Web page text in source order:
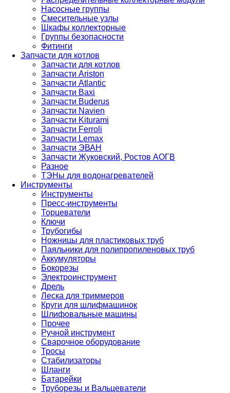
Насосные группы
Смесительные узлы
Шкафы коллекторные
Группы безопасности
Фитинги
Запчасти для котлов
Запчасти для котлов
Запчасти Ariston
Запчасти Atlantic
Запчасти Baxi
Запчасти Buderus
Запчасти Navien
Запчасти Kiturami
Запчасти Ferroli
Запчасти Lemax
Запчасти ЭВАН
Запчасти Жуковский, Ростов АОГВ
Разное
ТЭНы для водонагревателей
Инструменты
Инструменты
Пресс-инструменты
Торцеватели
Ключи
Трубогибы
Ножницы для пластиковых труб
Паяльники для полипропиленовых труб
Аккумуляторы
Бокорезы
Электроинструмент
Дрель
Леска для триммеров
Круги для шлифмашинок
Шлифовальные машины
Прочее
Ручной инструмент
Сварочное оборудование
Тросы
Стабилизаторы
Шланги
Батарейки
Труборезы и Вальцеватели